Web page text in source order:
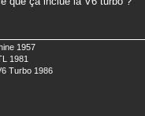
1957
1981
Turbo 1986